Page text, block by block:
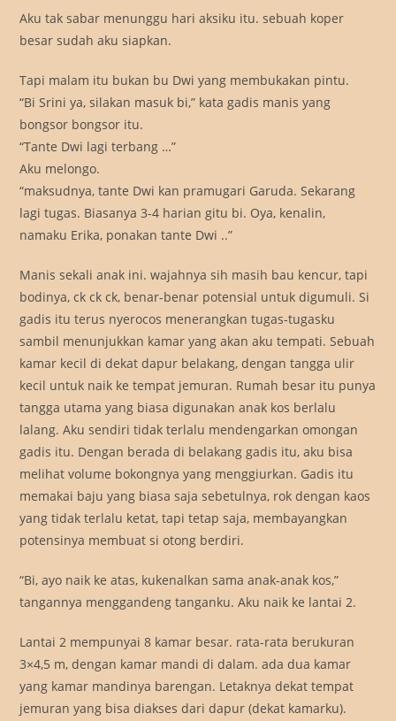
Aku tak sabar menunggu hari aksiku itu. sebuah koper
besar sudah aku siapkan.
Tapi malam itu bukan bu Dwi yang membukakan pintu.
“Bi Srini ya, silakan masuk bi,” kata gadis manis yang
bongsor bongsor itu.
“Tante Dwi lagi terbang …”
Aku melongo.
“maksudnya, tante Dwi kan pramugari Garuda. Sekarang
lagi tugas. Biasanya 3-4 harian gitu bi. Oya, kenalin,
namaku Erika, ponakan tante Dwi ..”
Manis sekali anak ini. wajahnya sih masih bau kencur, tapi
bodinya, ck ck ck, benar-benar potensial untuk digumuli. Si
gadis itu terus nyerocos menerangkan tugas-tugasku
sambil menunjukkan kamar yang akan aku tempati. Sebuah
kamar kecil di dekat dapur belakang, dengan tangga ulir
kecil untuk naik ke tempat jemuran. Rumah besar itu punya
tangga utama yang biasa digunakan anak kos berlalu
lalang. Aku sendiri tidak terlalu mendengarkan omongan
gadis itu. Dengan berada di belakang gadis itu, aku bisa
melihat volume bokongnya yang menggiurkan. Gadis itu
memakai baju yang biasa saja sebetulnya, rok dengan kaos
yang tidak terlalu ketat, tapi tetap saja, membayangkan
potensinya membuat si otong berdiri.
“Bi, ayo naik ke atas, kukenalkan sama anak-anak kos,”
tangannya menggandeng tanganku. Aku naik ke lantai 2.
Lantai 2 mempunyai 8 kamar besar. rata-rata berukuran
3×4,5 m, dengan kamar mandi di dalam. ada dua kamar
yang kamar mandinya barengan. Letaknya dekat tempat
jemuran yang bisa diakses dari dapur (dekat kamarku).